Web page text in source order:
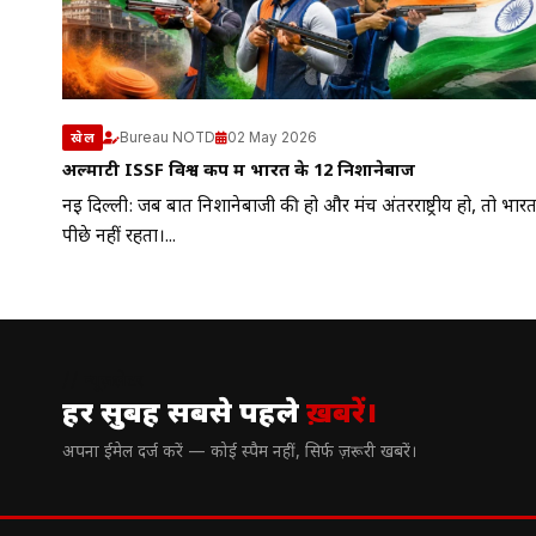
खेल Bureau NOTD 02 May 2026
अल्माटी ISSF विश्व कप में भारत के 12 निशानेबाज
नई दिल्ली: जब बात निशानेबाजी की हो और मंच अंतरराष्ट्रीय हो, तो भारत
पीछे नहीं रहता।...
हर सुबह सबसे पहलेख़बरें।
अपना ईमेल दर्ज करें — कोई स्पैम नहीं, सिर्फ ज़रूरी खबरें।